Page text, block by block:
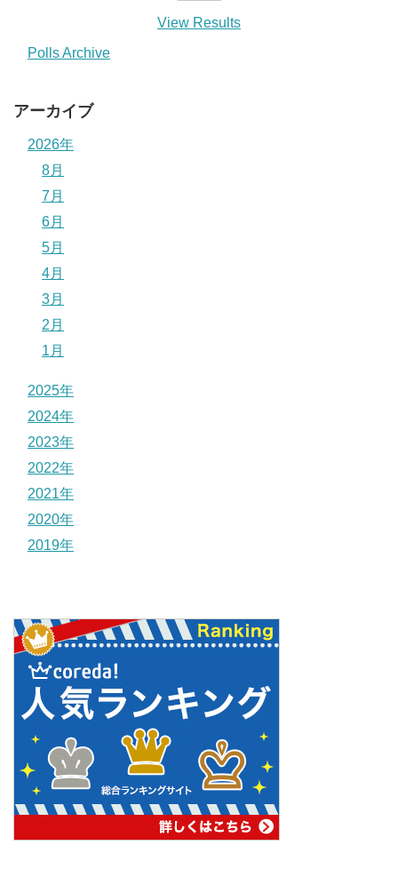
View Results
Polls Archive
アーカイブ
2026年
8月
7月
6月
5月
4月
3月
2月
1月
2025年
2024年
2023年
2022年
2021年
2020年
2019年